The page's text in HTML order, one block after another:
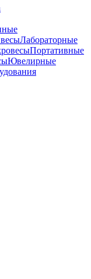
Лабораторные
Портативные
Ювелирные